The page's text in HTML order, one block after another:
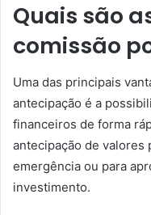
Quais são
comissão
Uma das principais
antecipação é a
financeiros de forma
antecipação de valores
emergência ou para
investimento.